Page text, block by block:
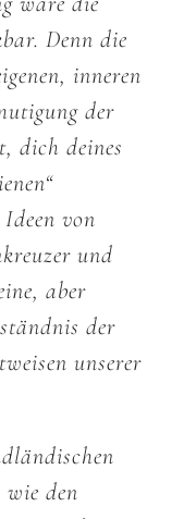
Denn die
inneren
der
dich deines
von
und
aber
der
unserer
wie den